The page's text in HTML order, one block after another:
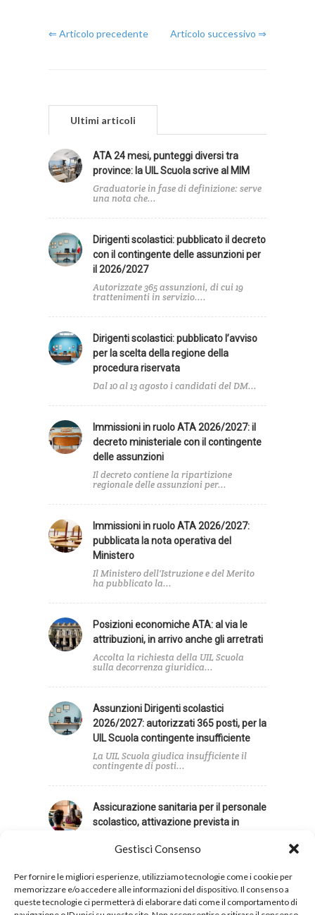
Gestisci Consenso
Per fornire le migliori esperienze, utilizziamo tecnologie come i cookie per
memorizzare e/o accedere alle informazioni del dispositivo. Il consenso a
queste tecnologie ci permetterà di elaborare dati come il comportamento di
⇐ Articolo precedente Articolo successivo ⇒
Ultimi articoli
ATA 24 mesi, punteggi diversi tra
province: la UIL Scuola scrive al MIM
Graduatorie in fase di definizione: serve
una nota che...
Dirigenti scolastici: pubblicato il decreto
con il contingente delle assunzioni per
il 2026/2027
Autorizzate 365 assunzioni, di cui 19
trattenimenti in servizio....
Dirigenti scolastici: pubblicato l’avviso
per la scelta della regione della
procedura riservata
Dal 10 al 13 agosto i candidati del DM...
Immissioni in ruolo ATA 2026/2027: il
decreto ministeriale con il contingente
delle assunzioni
Il decreto contiene la ripartizione
regionale delle assunzioni per...
Immissioni in ruolo ATA 2026/2027:
pubblicata la nota operativa del
Ministero
Il Ministero dell'Istruzione e del Merito
ha pubblicato la...
Posizioni economiche ATA: al via le
attribuzioni, in arrivo anche gli arretrati
Accolta la richiesta della UIL Scuola
sulla decorrenza giuridica...
Assunzioni Dirigenti scolastici
2026/2027: autorizzati 365 posti, per la
UIL Scuola contingente insufficiente
La UIL Scuola giudica insufficiente il
contingente di posti...
Assicurazione sanitaria per il personale
scolastico, attivazione prevista in
In data 6 agosto si è svolta l'informativa